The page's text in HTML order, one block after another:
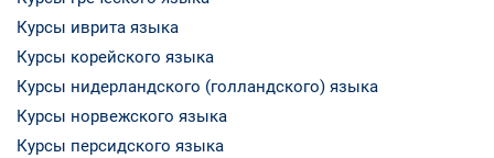
Курсы иврита языка
Курсы корейского языка
Курсы нидерландского (голландского) языка
Курсы норвежского языка
Курсы персидского языка